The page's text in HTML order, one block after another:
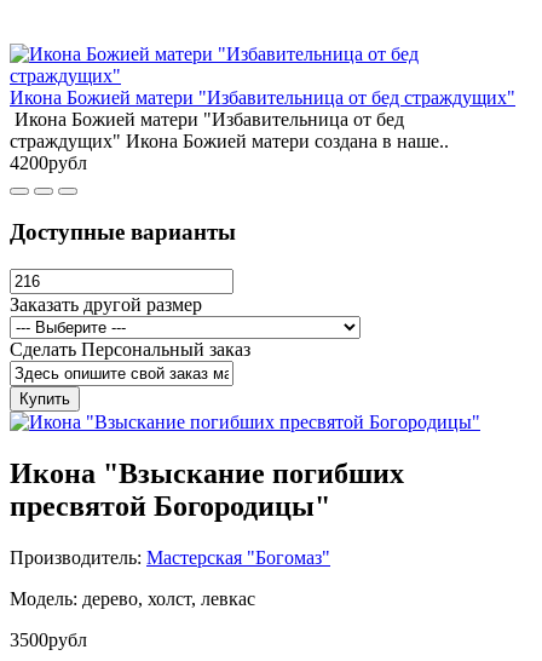
Икона Божией матери "Избавительница от бед страждущих"
Икона Божией матери "Избавительница от бед
страждущих" Икона Божией матери создана в наше..
4200рубл
Доступные варианты
Заказать другой размер
Сделать Персональный заказ
Купить
Икона "Взыскание погибших
пресвятой Богородицы"
Производитель: Мастерская "Богомаз"
Модель: дерево, холст, левкас
3500рубл